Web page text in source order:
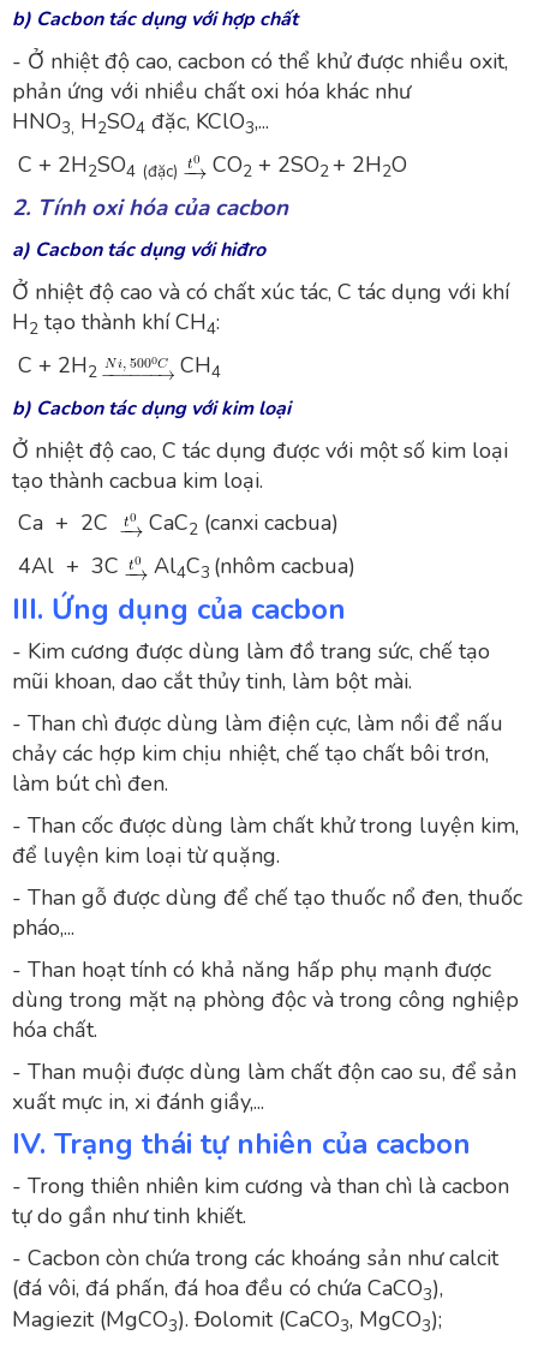
b) Cacbon tác dụng với hợp chất
- Ở nhiệt độ cao, cacbon có thể khử được nhiều oxit,
phản ứng với nhiều chất oxi hóa khác như
HNO3, H2SO4 đặc, KClO3,...
C + 2H2SO4 (đặc) CO2 + 2SO2+ 2H2O
2. Tính oxi hóa của cacbon
a) Cacbon tác dụng với hiđro
Ở nhiệt độ cao và có chất xúc tác, C tác dụng với khí
H2 tạo thành khí CH4:
C + 2H2 CH4
b) Cacbon tác dụng với kim loại
Ở nhiệt độ cao, C tác dụng được với một số kim loại
tạo thành cacbua kim loại.
Ca + 2C
CaC2 (canxi cacbua)
4Al + 3C
Al4C3 (nhôm cacbua)
III. Ứng dụng của cacbon
- Kim cương được dùng làm đồ trang sức, chế tạo
mũi khoan, dao cắt thủy tinh, làm bột mài.
- Than chì được dùng làm điện cực, làm nồi để nấu
chảy các hợp kim chịu nhiệt, chế tạo chất bôi trơn,
làm bút chì đen.
- Than cốc được dùng làm chất khử trong luyện kim,
để luyện kim loại từ quặng.
- Than gỗ được dùng để chế tạo thuốc nổ đen, thuốc
pháo,...
- Than hoạt tính có khả năng hấp phụ mạnh được
dùng trong mặt nạ phòng độc và trong công nghiệp
hóa chất.
- Than muội được dùng làm chất độn cao su, để sản
xuất mực in, xi đánh giầy,...
IV. Trạng thái tự nhiên của cacbon
- Trong thiên nhiên kim cương và than chì là cacbon
tự do gần như tinh khiết.
- Cacbon còn chứa trong các khoáng sản như calcit
(đá vôi, đá phấn, đá hoa đều có chứa CaCO3),
Magiezit (MgCO3). Đolomit (CaCO3, MgCO3);